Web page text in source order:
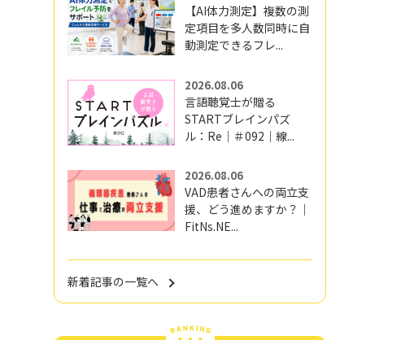
【AI体力測定】複数の測
定項目を多人数同時に自
動測定できるフレ...
2026.08.06
言語聴覚士が贈る
STARTブレインパズ
ル：Re｜＃092｜線...
2026.08.06
VAD患者さんへの両立支
援、どう進めますか？｜
FitNs.NE...
新着記事の一覧へ